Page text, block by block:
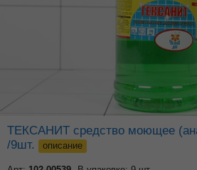
ТЕКСАНИТ средство моющее (аналог прогресса) 1л
/9шт.
описание